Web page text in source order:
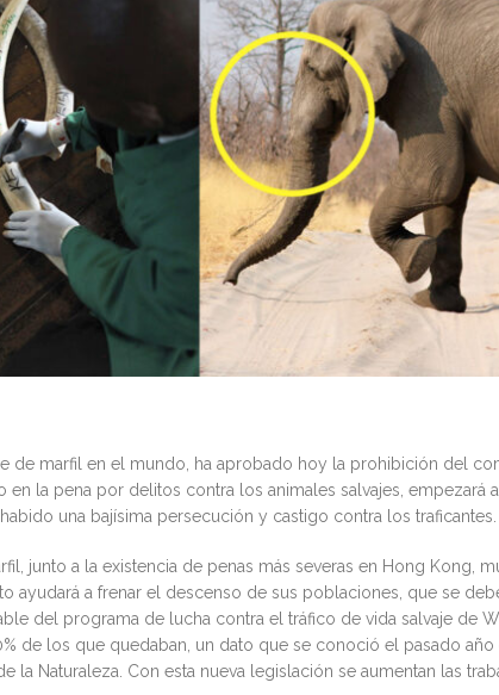
de marfil en el mundo, ha aprobado hoy la prohibición del
la pena por delitos contra los animales salvajes, empezará a
una bajísima persecución y castigo contra los traficantes.
junto a la existencia de penas más severas en Hong Kong,
ayudará a frenar el descenso de sus poblaciones, que se
del programa de lucha contra el tráfico de vida salvaje de
de los que quedaban, un dato que se conoció el pasado
la Naturaleza. Con esta nueva legislación se aumentan las